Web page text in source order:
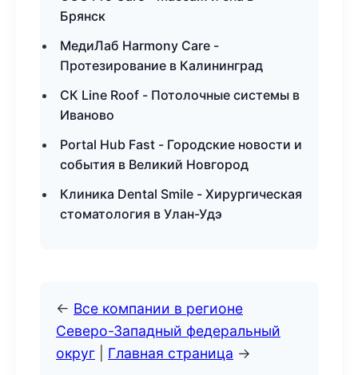
Брянск
МедиЛаб Harmony Care -
Протезирование в Калининград
СК Line Roof - Потолочные системы в
Иваново
Portal Hub Fast - Городские новости и
события в Великий Новгород
Клиника Dental Smile - Хирургическая
стоматология в Улан-Удэ
← Все компании в регионе
Северо-Западный федеральный
округ
Главная страница →